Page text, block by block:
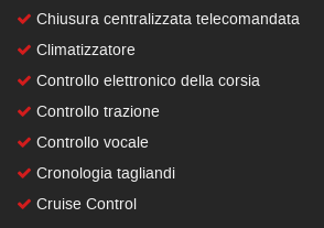
Chiusura centralizzata telecomandata
Climatizzatore
Controllo elettronico della corsia
Controllo trazione
Controllo vocale
Cronologia tagliandi
Cruise Control